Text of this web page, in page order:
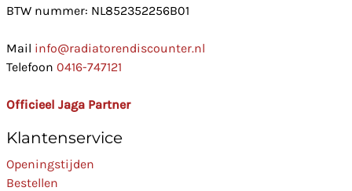
BTW nummer: NL852352256B01
Mail info@radiatorendiscounter.nl
Telefoon 0416-747121
Officieel Jaga Partner
Klantenservice
Openingstijden
Bestellen